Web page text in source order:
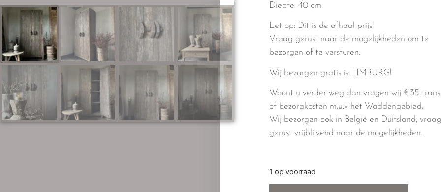
Diepte: 40 cm
Let op: Dit is de afhaal prijs!
Vraag gerust naar de mogelijkheden om te
bezorgen of te versturen.
Wij bezorgen gratis is LIMBURG!
Woont u verder weg dan vragen wij €35
of bezorgkosten m.u.v het Waddengebied.
Wij bezorgen ook in België en Duitsland, vraag
gerust vrijblijvend naar de mogelijkheden.
1 op voorraad